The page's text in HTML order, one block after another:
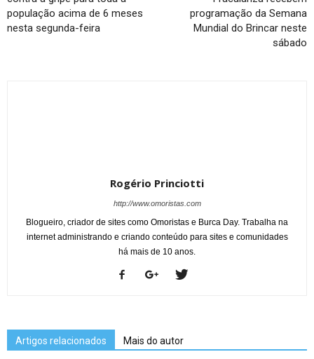
população acima de 6 meses
nesta segunda-feira
programação da Semana
Mundial do Brincar neste
sábado
Rogério Princiotti
http://www.omoristas.com
Blogueiro, criador de sites como Omoristas e Burca Day. Trabalha na
internet administrando e criando conteúdo para sites e comunidades
há mais de 10 anos.
Artigos relacionados Mais do autor